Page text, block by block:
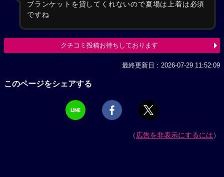
ブランケットを貸してくれないので夏場は上着は必須
ですね
クチコミ投稿お待ちしております
最終更新日：2026-07-29 11:52:09
このページをシェアする
（広告を非表示にするには）